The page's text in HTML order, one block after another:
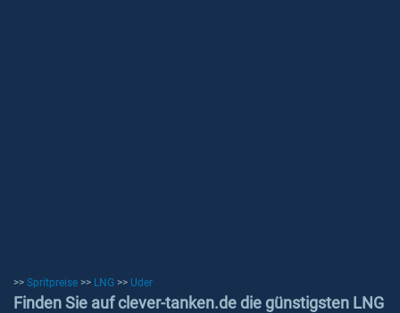
>> Spritpreise >> LNG >> Uder
Finden Sie auf clever-tanken.de die günstigsten LNG